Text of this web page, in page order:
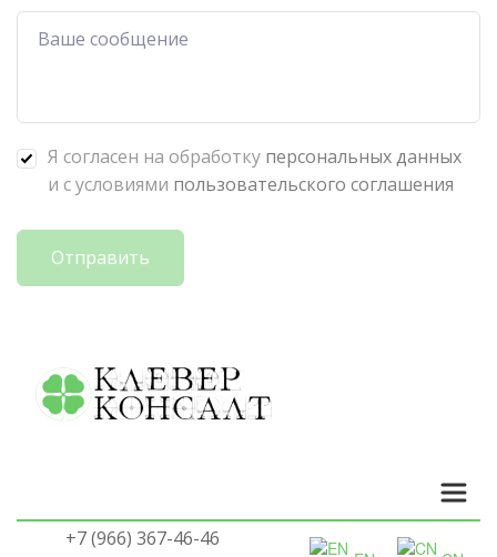
Я согласен на обработку персональных данных
и с условиями пользовательского соглашения
Отправить
+7 (966) 367-46-46